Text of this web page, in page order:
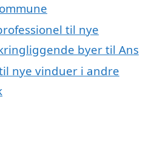
til nye
byer til Ans
nye vinduer i andre